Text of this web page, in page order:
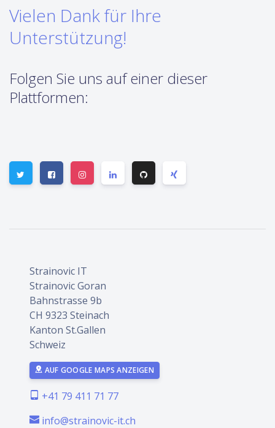
Vielen Dank für Ihre
Unterstützung!
Folgen Sie uns auf einer dieser
Plattformen:
Strainovic IT
Strainovic Goran
Bahnstrasse 9b
CH 9323 Steinach
Kanton St.Gallen
Schweiz
AUF GOOGLE MAPS ANZEIGEN
+41 79 411 71 77
info@strainovic-it.ch